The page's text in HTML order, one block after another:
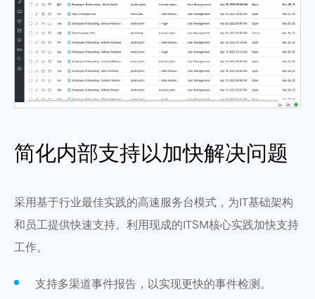
简化内部支持以加快解决问题
采用基于行业最佳实践的高速服务台模式，为IT基础架构
和员工提供快速支持。利用现成的ITSM核心实践加快支持
工作。
支持多渠道事件报告，以实现更快的事件检测。